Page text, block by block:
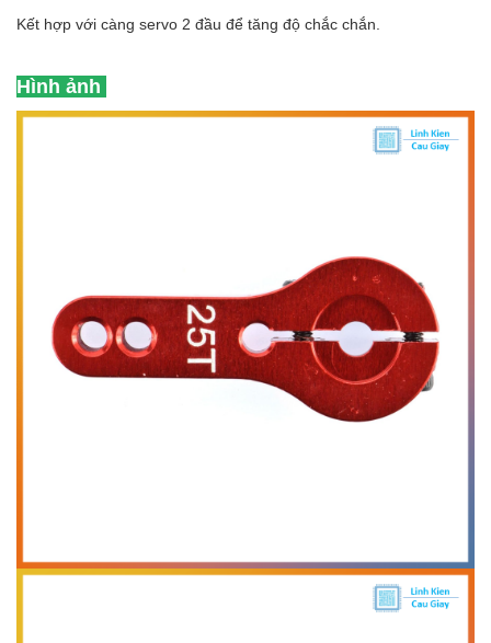
Kết hợp với càng servo 2 đầu để tăng độ chắc chắn.
Hình ảnh